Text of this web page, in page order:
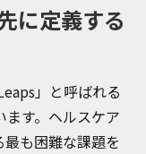
に定義する
」と呼ばれる
す。ヘルスケア
も困難な課題を